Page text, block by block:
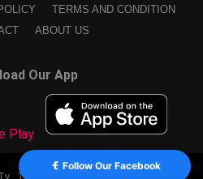
TERMS AND CONDITION
ABOUT US
Our App
. Theme by SSDIGIMARK. powered by
Follow Our Facebook